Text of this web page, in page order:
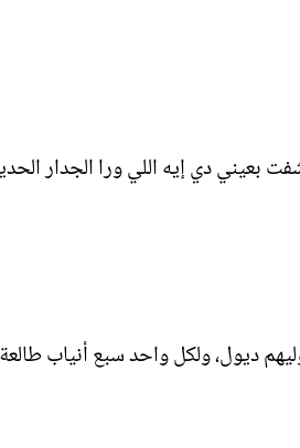
بعيني دي إيه اللي ورا الجدار
ديول، ولكل واحد سبع أنياب